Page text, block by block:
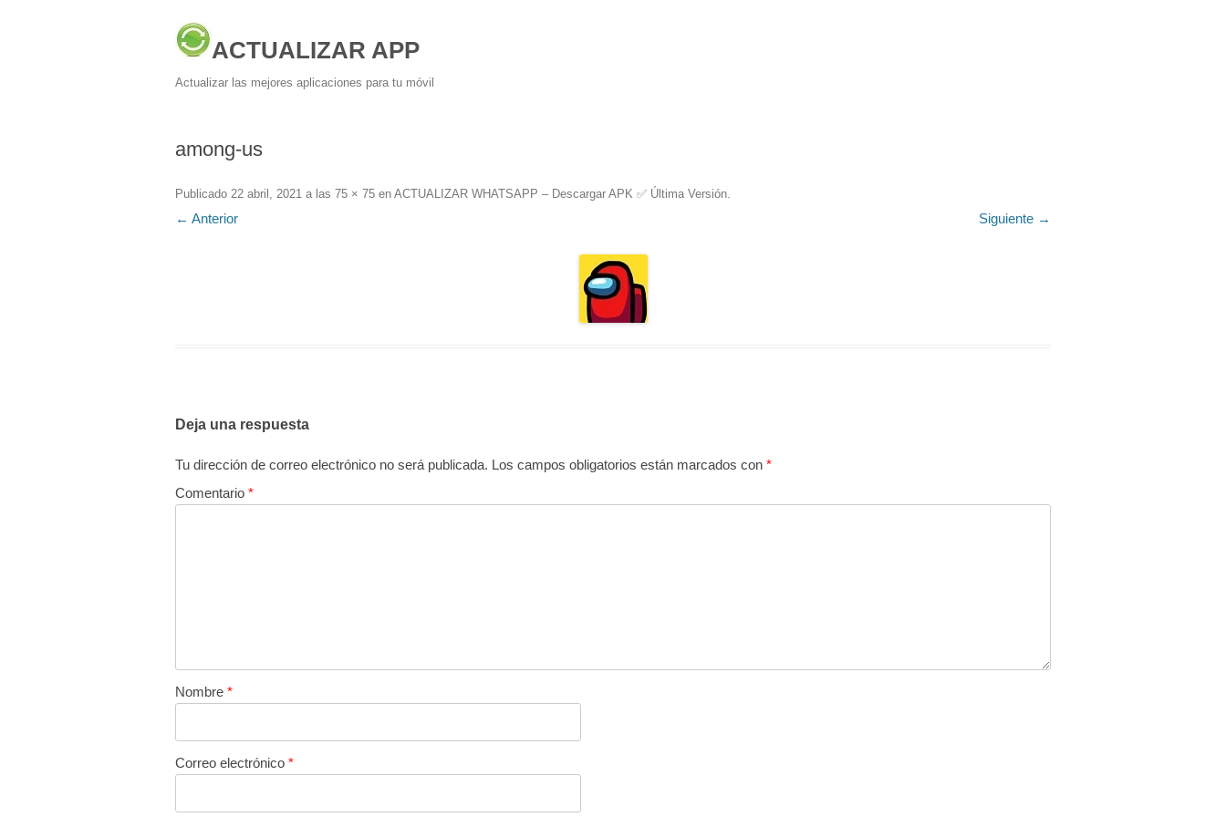
ACTUALIZAR APP
Actualizar las mejores aplicaciones para tu móvil
among-us
Publicado 22 abril, 2021 a las 75 × 75 en ACTUALIZAR WHATSAPP – Descargar APK ✅️ Última Versión.
← Anterior Siguiente →
Deja una respuesta
Tu dirección de correo electrónico no será publicada. Los campos obligatorios están marcados con *
Comentario *
Nombre *
Correo electrónico *